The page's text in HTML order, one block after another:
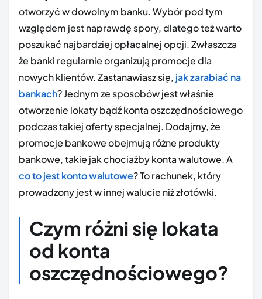
otworzyć w dowolnym banku. Wybór pod tym
względem jest naprawdę spory, dlatego też warto
poszukać najbardziej opłacalnej opcji. Zwłaszcza
że banki regularnie organizują promocje dla
nowych klientów. Zastanawiasz się, jak zarabiać na
bankach? Jednym ze sposobów jest właśnie
otworzenie lokaty bądź konta oszczędnościowego
podczas takiej oferty specjalnej. Dodajmy, że
promocje bankowe obejmują różne produkty
bankowe, takie jak chociażby konta walutowe. A
co to jest konto walutowe? To rachunek, który
prowadzony jest w innej walucie niż złotówki.
Czym różni się lokata
od konta
oszczędnościowego?